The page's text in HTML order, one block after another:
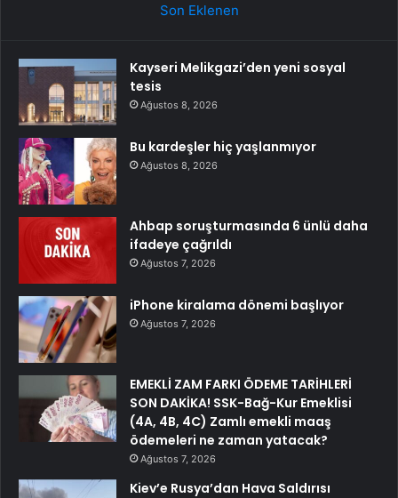
Son Eklenen
Kayseri Melikgazi’den yeni sosyal
tesis
Ağustos 8, 2026
Bu kardeşler hiç yaşlanmıyor
Ağustos 8, 2026
Ahbap soruşturmasında 6 ünlü daha
ifadeye çağrıldı
Ağustos 7, 2026
iPhone kiralama dönemi başlıyor
Ağustos 7, 2026
EMEKLİ ZAM FARKI ÖDEME TARİHLERİ
SON DAKİKA! SSK-Bağ-Kur Emeklisi
(4A, 4B, 4C) Zamlı emekli maaş
ödemeleri ne zaman yatacak?
Ağustos 7, 2026
Kiev’e Rusya’dan Hava Saldırısı